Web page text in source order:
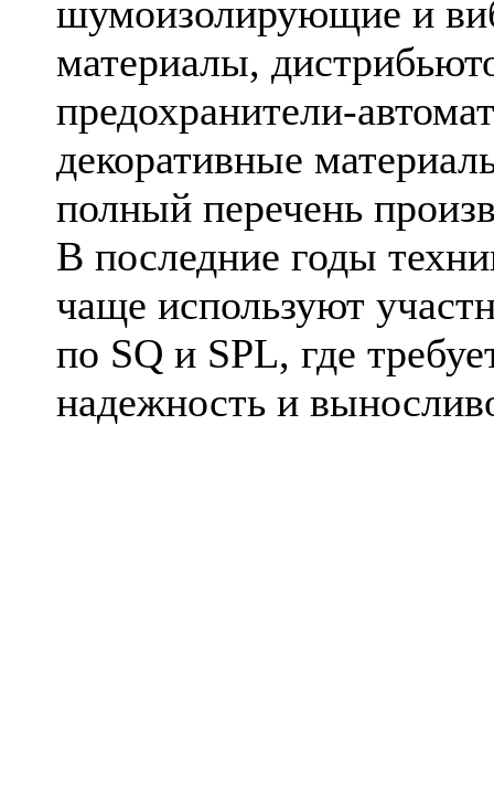
шумоизолирующие и
материалы,
предохранители-
декоративные
полный перечень
В последние годы
чаще используют
по SQ и SPL, где
надежность и